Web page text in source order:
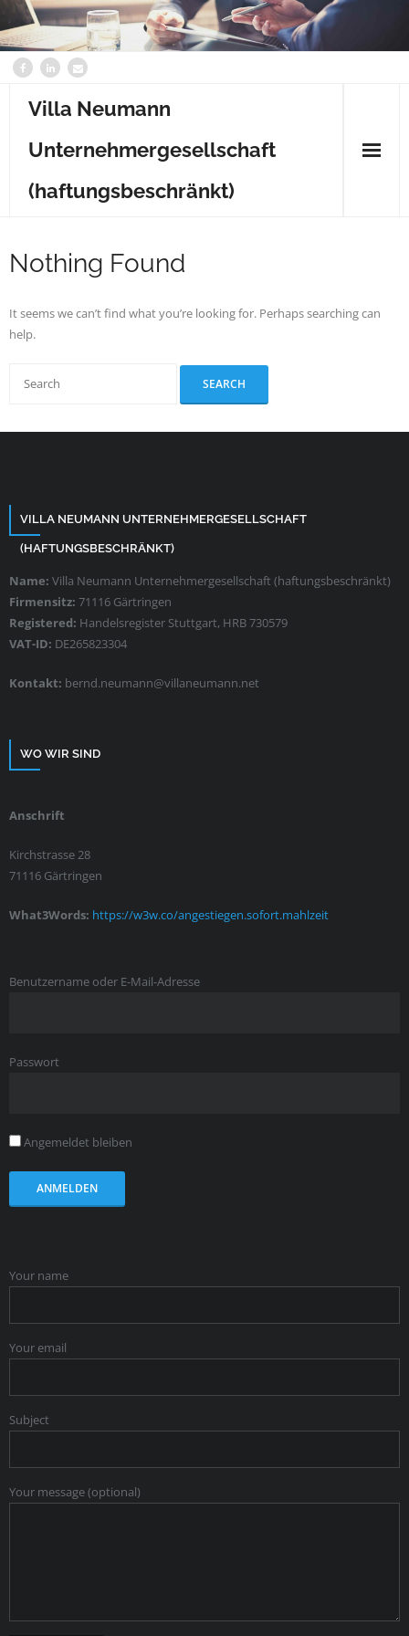
Villa Neumann
Unternehmergesellschaft
(haftungsbeschränkt)
Content
Kontakt
Nothing Found
It seems we can’t find what you’re looking for. Perhaps searching can
help.
VILLA NEUMANN UNTERNEHMERGESELLSCHAFT
(HAFTUNGSBESCHRÄNKT)
Name: Villa Neumann Unternehmergesellschaft (haftungsbeschränkt)
Firmensitz: 71116 Gärtringen
Registered: Handelsregister Stuttgart, HRB 730579
VAT-ID: DE265823304
Kontakt: bernd.neumann@villaneumann.net
WO WIR SIND
Anschrift
Kirchstrasse 28
71116 Gärtringen
What3Words: https://w3w.co/angestiegen.sofort.mahlzeit
Benutzername oder E-Mail-Adresse
Passwort
Angemeldet bleiben
Your name
Your email
Subject
Your message (optional)